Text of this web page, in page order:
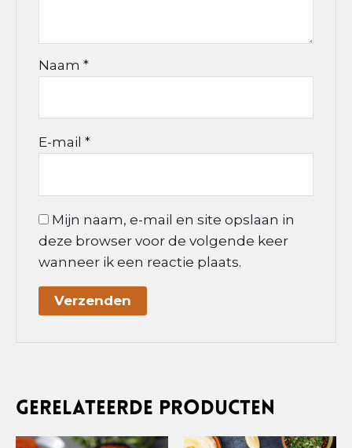
Naam*
E-mail*
Mijn naam, e-mail en site opslaan in
deze browser voor de volgende keer
wanneer ik een reactie plaats.
r
n
Gerelateerde producten